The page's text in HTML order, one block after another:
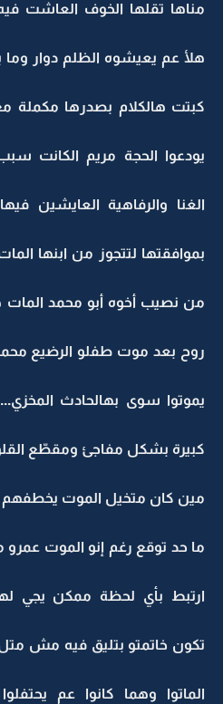
مناها تقلها الخوف العاشت
هلأ عم يعيشوه الظلم دوار
كبتت هالكلام بصدرها مكملة
يودعوا الحجة مريم الكانت
الغنا والرفاهية العايشين
بموافقتها لتتجوز من ابنها
من نصيب أخوه أبو محمد المات
روح بعد موت طفلو الرضيع
يموتوا سوى بهالحادث
كبيرة بشكل مفاجئ ومقطّع
مين كان متخيل الموت يخطفهم
ما حد توقع رغم إنو الموت عمرو
ارتبط بأي لحظة ممكن يجي
تكون خاتمتو بتليق فيه مش
الماتوا وهما كانوا عم